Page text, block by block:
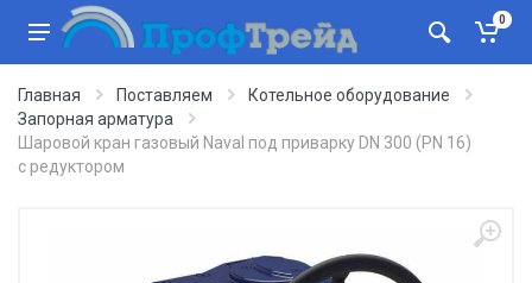
0
Главная Поставляем
Котельное оборудование
Запорная арматура
Шаровой кран газовый Naval под приварку DN 300 (PN 16)
с редуктором